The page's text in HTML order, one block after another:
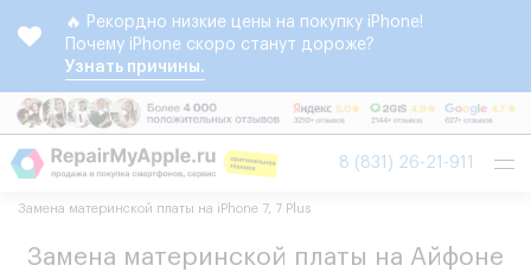
🔥 Рекордно низкие цены на покупку iPhone!
Почему iPhone скоро станут дороже?
Узнать причины.
8 (831) 26-21-911
Замена материнской платы на iPhone 7, 7 Plus
Замена материнской платы на Айфоне